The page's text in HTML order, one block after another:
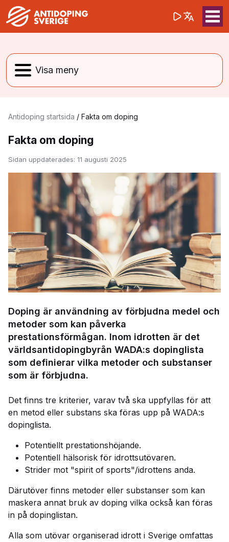
Sök på(opens in a
Antidoping startsida / Fakta om doping
Fakta om doping
Sidan uppdaterades: 11 augusti 2025
Doping är användning av förbjudna medel och
metoder som kan påverka
prestationsförmågan. Inom idrotten är det
världsantidopingbyrån WADA:s dopinglista
som definierar vilka metoder och substanser
som är förbjudna.
Det finns tre kriterier, varav två ska uppfyllas för att
en metod eller substans ska föras upp på WADA:s
dopinglista.
Potentiellt prestationshöjande.
Potentiell hälsorisk för idrottsutövaren.
Strider mot "spirit of sports"/idrottens anda.
Därutöver finns metoder eller substanser som kan
maskera annat bruk av doping vilka också kan föras
in på dopinglistan.
Alla som utövar organiserad idrott i Sverige omfattas